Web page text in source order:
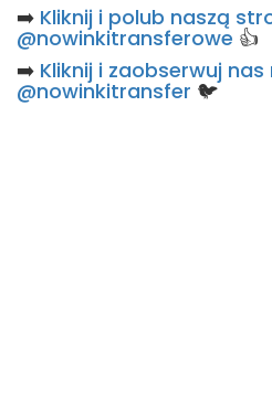
➡️ Kliknij i polub naszą
@nowinkitransferowe 👍
➡️ Kliknij i zaobserwuj
@nowinkitransfer 🐦